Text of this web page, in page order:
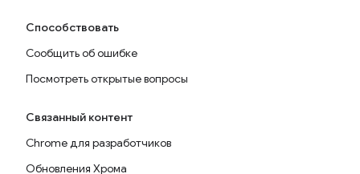
Способствовать
Сообщить об ошибке
Посмотреть открытые вопросы
Связанный контент
Chrome для разработчиков
Обновления Хрома